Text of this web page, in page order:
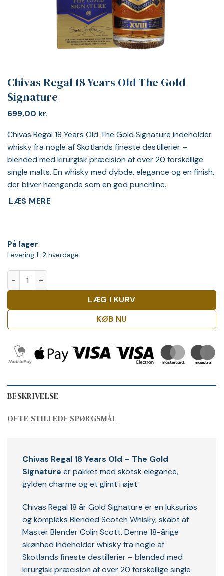
Chivas Regal 18 Years Old The Gold
Signature
699,00 kr.
Chivas Regal 18 Years Old The Gold Signature indeholder
whisky fra nogle af Skotlands fineste destillerier –
blended med kirurgisk præcision af over 20 forskellige
single malts. En whisky med dybde, elegance og en finish,
der bliver hængende som en god punchline.
LÆS MERE
På lager
Levering 1-2 hverdage
LÆG I KURV
KØB NU
BESKRIVELSE
OFTE STILLEDE SPØRGSMÅL
Chivas Regal 18 Years Old – The Gold
Signature er pakket med skotsk elegance,
gylden charme og et glimt i øjet.
Chivas Regal 18 år Gold Signature er en luksuriøs
og kompleks Blended Scotch Whisky, skabt af
Master Blender Colin Scott. Denne 18-årige
skønhed indeholder whisky fra nogle af
Skotlands fineste destillerier – blended med
kirurgisk præcision af over 20 forskellige single